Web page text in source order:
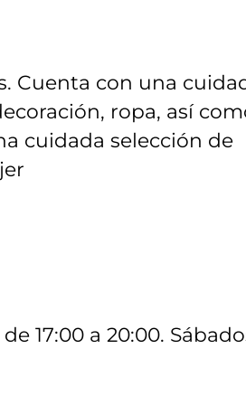
Cuenta con una
ropa, así
cuidada selección de
17:00 a 20:00.